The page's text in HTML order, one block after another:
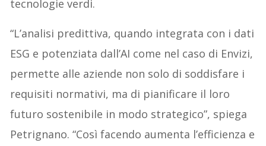
tecnologie verdi.
“L’analisi predittiva, quando integrata con i dati
ESG e potenziata dall’AI come nel caso di Envizi,
permette alle aziende non solo di soddisfare i
requisiti normativi, ma di pianificare il loro
futuro sostenibile in modo strategico”, spiega
Petrignano. “Così facendo aumenta l’efficienza e